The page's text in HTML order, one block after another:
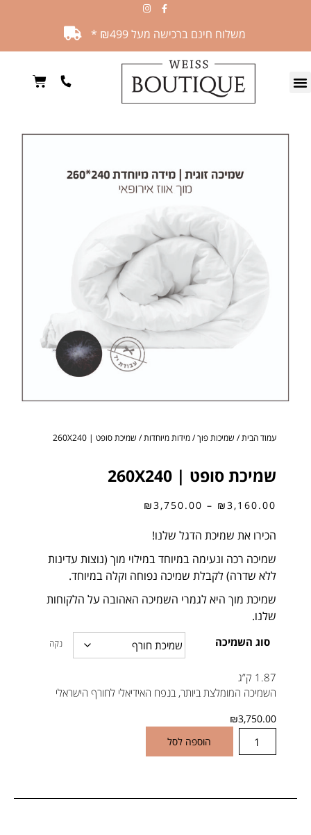
משלוח חינם ברכישה מעל ₪499 *
עמוד הבית/ שמיכות פוך/מידות מיוחדות/ שמיכת סופט | 260X240
שמיכת סופט | 260X240
₪3,160.00
–
₪3,750.00
הכירו את שמיכת הדגל שלנו!
שמיכה רכה ונעימה במיוחד במילוי מוך (נוצות עדינות
ללא שדרה) לקבלת שמיכה נפוחה וקלה במיוחד.
שמיכת מוך היא לגמרי השמיכה האהובה על הלקוחות
שלנו.
סוג השמיכה נקה
1.87 ק”ג
השמיכה המומלצת ביותר, בנפח האידיאלי לחורף הישראלי
₪3,750.00
הוספה לסל